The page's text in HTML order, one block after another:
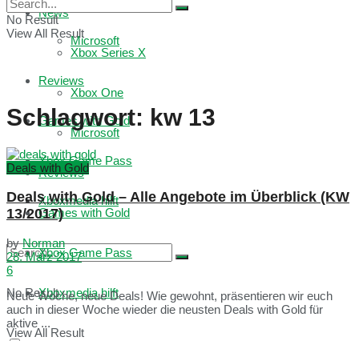
Microsoft
Reviews
Games with Gold
Xbox Game Pass
Xboxmedia hilft
No Result
View All Result
News
Xbox Series X
Xbox One
Microsoft
Reviews
Games with Gold
Xbox Game Pass
Xboxmedia hilft
No Result
View All Result
Schlagwort: kw 13
Deals with Gold
Deals with Gold – Alle Angebote im Überblick (KW
13/2017)
by Norman
28. März 2017
6
Neue Woche, neue Deals! Wie gewohnt, präsentieren wir euch
auch in dieser Woche wieder die neusten Deals with Gold für
aktive ...